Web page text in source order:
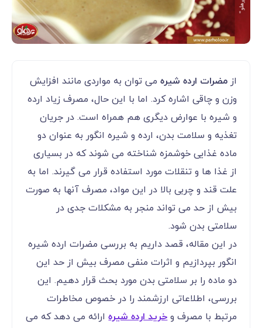
از مضرات ارده شیره می توان به مواردی مانند افزایش
وزن و چاقی اشاره کرد. اما با این حال، مصرف زیاد ارده
و شیره با عوارض دیگری هم همراه است. در جریان
تغذیه و سلامت بدن، ارده و شیره انگور به عنوان دو
ماده غذایی خوشمزه‌ شناخته می ‌شوند که در بسیاری
از غذا ها و تنقلات مورد استفاده قرار می ‌گیرند. اما به
علت قند و چربی بالا در این مواد، مصرف آنها به صورت
بیش از حد می‌ تواند منجر به مشکلات جدی در
سلامتی بدن شود.
در این مقاله، قصد داریم به بررسی مضرات ارده شیره
انگور بپردازیم و اثرات منفی مصرف بیش از حد این
دو ماده را بر سلامتی بدن مورد بحث قرار دهیم. این
بررسی، اطلاعاتی ارزشمند را در خصوص مخاطرات
مرتبط با مصرف وخرید ارده شیرهارائه می ‌دهد که می